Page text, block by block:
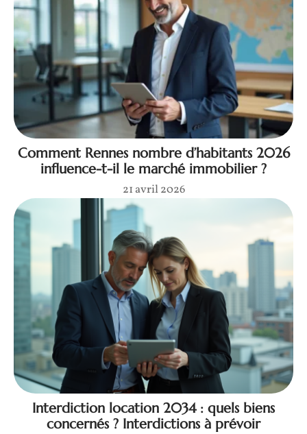
Comment Rennes nombre d’habitants 2026
influence-t-il le marché immobilier ?
21 avril 2026
Interdiction location 2034 : quels biens
concernés ? Interdictions à prévoir